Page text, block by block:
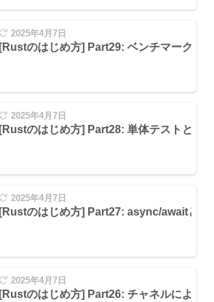
2025年4月7日
[Rustのはじめ方] Part29: ベンチマークと
2025年4月7日
[Rustのはじめ方] Part28: 単体テストとド
2025年4月7日
[Rustのはじめ方] Part27: async/awaitと
2025年4月7日
[Rustのはじめ方] Part26: チャネルによる